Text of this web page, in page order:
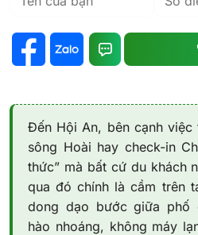
Đến Hội An, bên cạnh việc
sông Hoài hay check-in
thức” mà bất cứ du khách
qua đó chính là cầm trên
dong dạo bước giữa phố
hào nhoáng, không máy